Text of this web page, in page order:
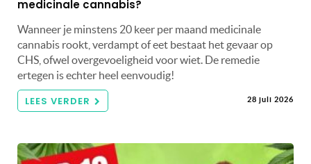
medicinale cannabis?
Wanneer je minstens 20 keer per maand medicinale
cannabis rookt, verdampt of eet bestaat het gevaar op
CHS, ofwel overgevoeligheid voor wiet. De remedie
ertegen is echter heel eenvoudig!
LEES VERDER 28 juli 2026